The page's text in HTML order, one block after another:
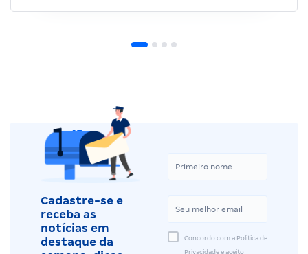
Cadastre-se e
receba as
notícias em
destaque da
Concordo com a Política de
Privacidade e aceito